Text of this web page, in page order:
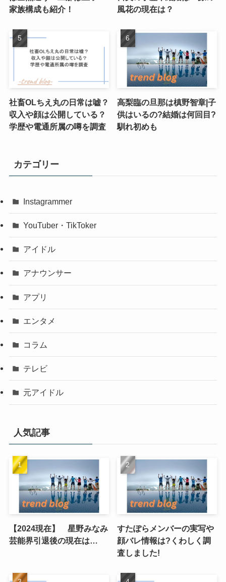
家族構成も紹介！
風花の現在は？
社畜OLちえ丸の日常は嘘？
収入や顔は公開している？
学歴や電通所属の噂を調査
高梨臨の旦那は槙野智章|子
供はいるの?結婚は何回目?
馴れ初めも
カテゴリー
Instagrammer
YouTuber・TikToker
アイドル
アナウンサー
アプリ
エンタメ
コラム
テレビ
元アイドル
人気記事
【2024現在】 星野みなみ
芸能界引退後の現在は…
すたぽらメンバーの実写や
顔バレ情報は?くわしく調
査しました!